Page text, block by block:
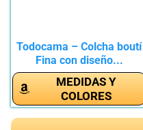
Todocama – Colcha boutí
Fina con diseño...
MEDIDAS Y
COLORES